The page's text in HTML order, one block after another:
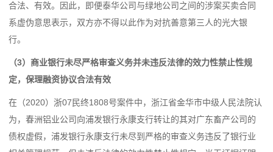
合法、有效。因此，即便泰华公司与绿地公司之间的涉案买卖合同
系虚伪意思表示，双方亦不得以此作为对抗善意第三人的光大银
行。
（3）商业银行未尽严格审查义务并未违反法律的效力性禁止性规
定，保理融资协议合法有效
在（2020）浙07民终1808号案件中，浙江省金华市中级人民法院认
为，春洲铝业公司向浦发银行永康支行转让的其对广东畜产公司的
债权虚假，浦发银行永康支行未尽到严格的审查义务违反了银行业